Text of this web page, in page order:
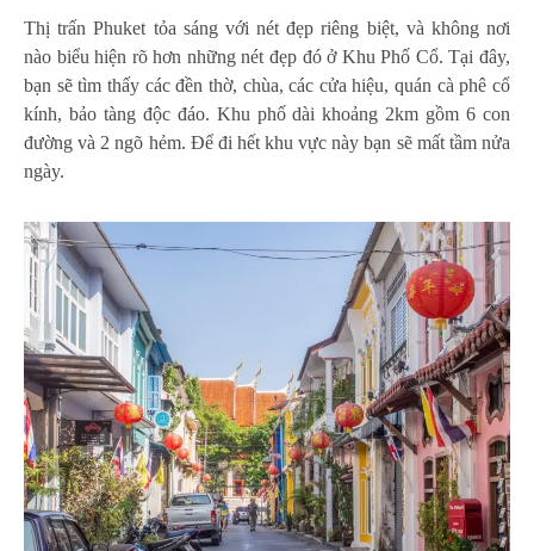
Thị trấn Phuket tỏa sáng với nét đẹp riêng biệt, và không nơi
nào biểu hiện rõ hơn những nét đẹp đó ở Khu Phố Cổ. Tại đây,
bạn sẽ tìm thấy các đền thờ, chùa, các cửa hiệu, quán cà phê cổ
kính, bảo tàng độc đáo. Khu phố dài khoảng 2km gồm 6 con
đường và 2 ngõ hẻm. Để đi hết khu vực này bạn sẽ mất tầm nửa
ngày.